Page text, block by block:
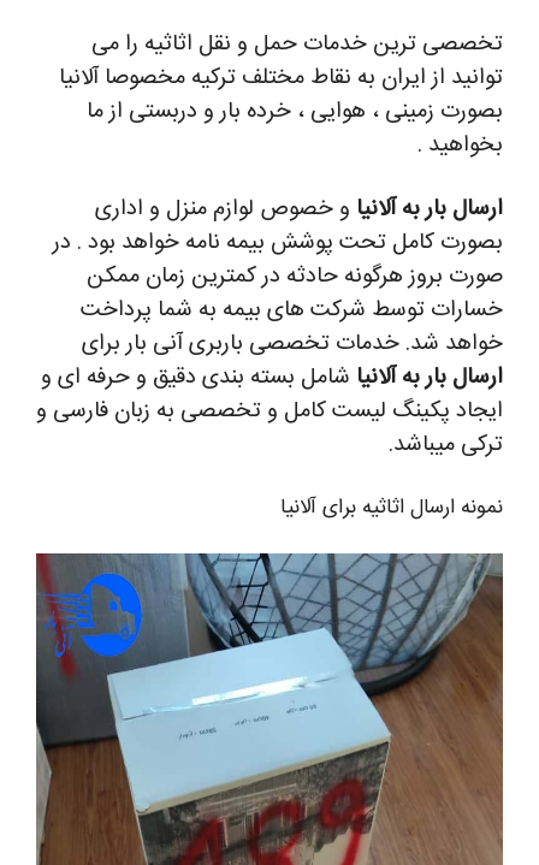
تخصصی ترین خدمات حمل و نقل اثاثیه را می
توانید از ایران به نقاط مختلف ترکیه مخصوصا آلانیا
بصورت زمینی ، هوایی ، خرده بار و دربستی از ما
بخواهید .
ارسال بار به آلانیا و خصوص لوازم منزل و اداری
بصورت کامل تحت پوشش بیمه نامه خواهد بود . در
صورت بروز هرگونه حادثه در کمترین زمان ممکن
خسارات توسط شرکت های بیمه به شما پرداخت
خواهد شد. خدمات تخصصی باربری آنی بار برای
ارسال بار به آلانیا شامل بسته بندی دقیق و حرفه ای و
ایجاد پکینگ لیست کامل و تخصصی به زبان فارسی و
ترکی میباشد.
نمونه ارسال اثاثیه برای آلانیا